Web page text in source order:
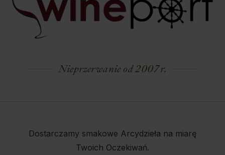
Nieprzerwanie od 2007 r.
Dostarczamy smakowe Arcydzieła na miarę
Twoich Oczekiwań.